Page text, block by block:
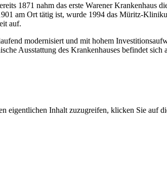
1871 nahm das erste Warener Krankenhaus
am Ort tätig ist, wurde 1994 das Müritz-
auf.
modernisiert und mit hohem
Ausstattung des Krankenhauses befindet sich
eigentlichen Inhalt zuzugreifen, klicken Sie auf